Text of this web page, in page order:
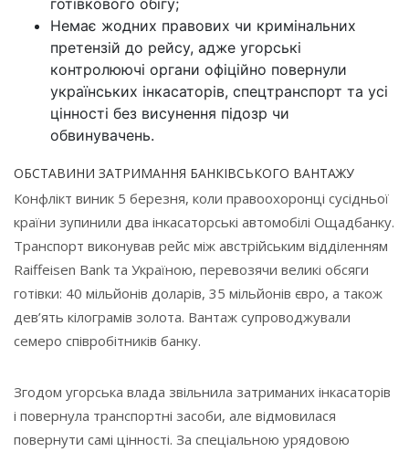
Немає жодних правових чи кримінальних
претензій до рейсу, адже угорські
контролюючі органи офіційно повернули
українських інкасаторів, спецтранспорт та усі
цінності без висунення підозр чи
обвинувачень.
ОБСТАВИНИ ЗАТРИМАННЯ БАНКІВСЬКОГО ВАНТАЖУ
Конфлікт виник 5 березня, коли правоохоронці сусідньої
країни зупинили два інкасаторські автомобілі Ощадбанку.
Транспорт виконував рейс між австрійським відділенням
Raiffeisen Bank та Україною, перевозячи великі обсяги
готівки: 40 мільйонів доларів, 35 мільйонів євро, а також
дев’ять кілограмів золота. Вантаж супроводжували
семеро співробітників банку.
Згодом угорська влада звільнила затриманих інкасаторів
і повернула транспортні засоби, але відмовилася
повернути самі цінності. За спеціальною урядовою